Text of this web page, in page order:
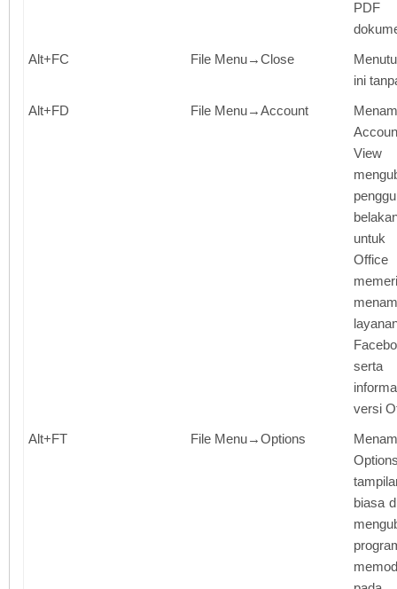
Alt+FC
File Menu→Close
ini
Alt+FD
File Menu→Account
View
untuk
serta
versi
Alt+FT
File Menu→Options
biasa